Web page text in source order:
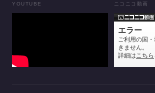
YOUTUBE ニコニコ動画